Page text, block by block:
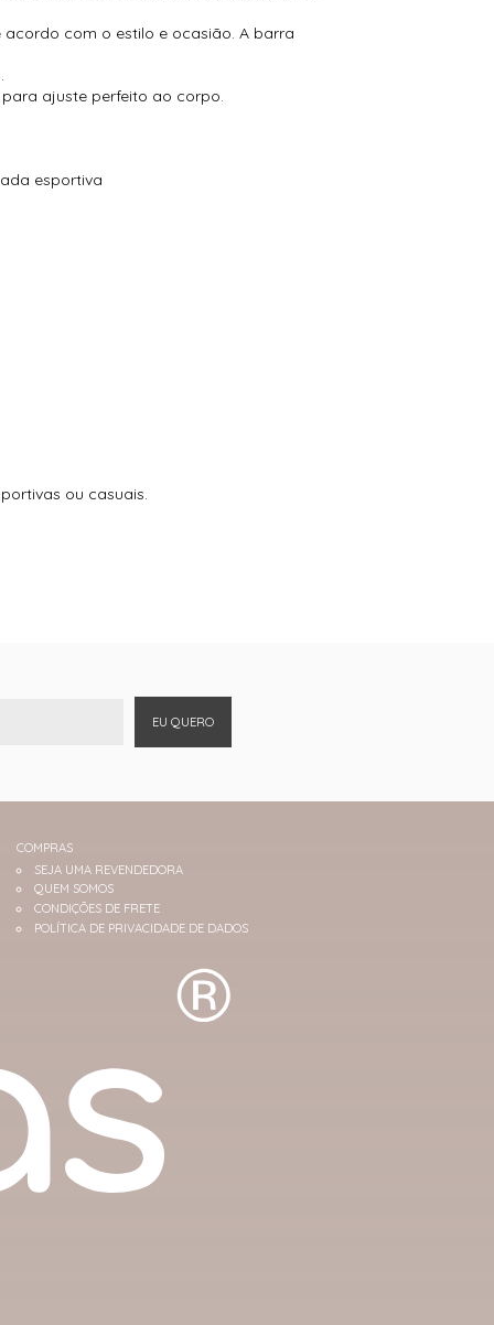
com o estilo e ocasião. A barra
ajuste perfeito ao corpo.
esportiva
ou casuais.
EU QUERO
COMPRAS
SEJA UMA REVENDEDORA
QUEM SOMOS
CONDIÇÕES DE FRETE
POLÍTICA DE PRIVACIDADE DE DADOS